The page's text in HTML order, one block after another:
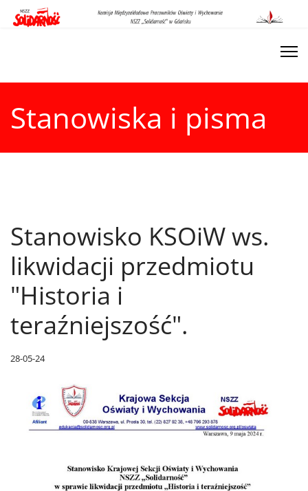
Stanowiska i pisma
Stanowisko KSOiW ws.
likwidacji przedmiotu
"Historia i
teraźniejszość".
28-05-24